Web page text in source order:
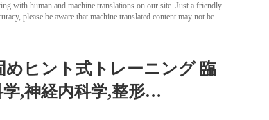
with human and machine translations on our site. Just a friendly
please be aware that machine translated content may not be
めヒント式トレーニング 臨
学,神経内科学,整形…